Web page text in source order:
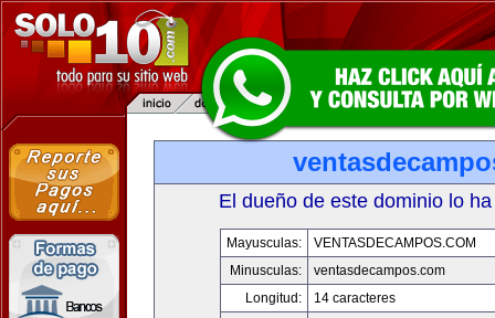
El dueño de este dominio lo
Mayusculas:
VENTASDECAMPOS.COM
Minusculas:
ventasdecampos.com
Longitud:
14 caracteres